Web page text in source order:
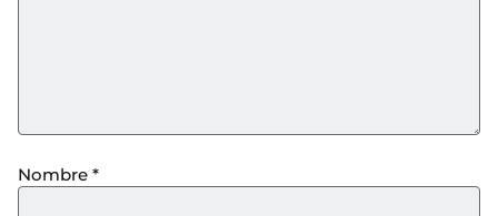
Nombre *